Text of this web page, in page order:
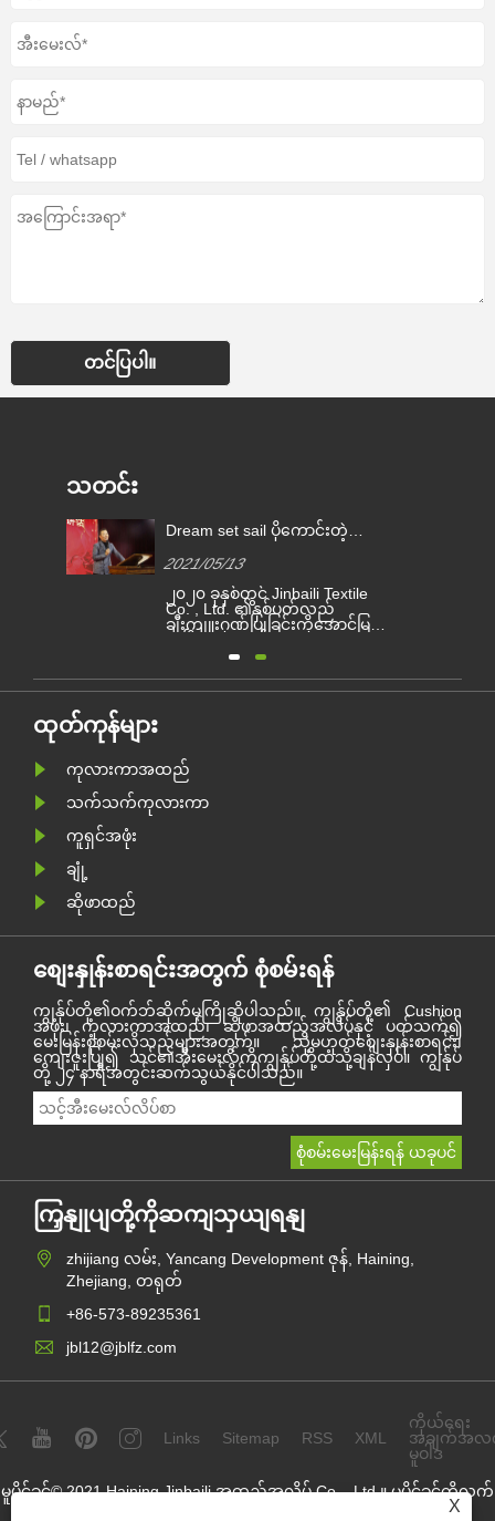
တင်ပြပါ။
X
သတင်း
Dream set sail ပိုကောင်းတဲ့
အသိအမှတ်ပြုမှုဆု 2020
2021/05/13
၂၀၂၀ ခုနှစ်တွင် Jinbaili Textile
Co. , Ltd. ၏နှစ်ပတ်လည်
ချီးကျူးဂုဏ်ပြုခြင်းကိုအောင်မြင်
၏မိသားစုသည်ယခုနှစ်အတွင်း
အောင်မြင်မှုများကိုပြန်လည်
ထုတ်ကုန်များ
ကုလားကာအထည်
သက်သက်ကုလားကာ
ကူရှင်အဖုံး
ချုံ့
ဆိုဖာထည်
စျေးနှုန်းစာရင်းအတွက် စုံစမ်းရန်
ကျွန်ုပ်တို့၏ဝက်ဘ်ဆိုက်မှကြိုဆိုပါသည်။ ကျွန်ုပ်တို့၏ Cushion
အဖုံး၊ ကုလားကာအထည်၊ ဆိုဖာအထည်အလိပ်နှင့် ပတ်သက်၍
မေးမြန်းစုံစမ်းလိုသည်များအတွက်။ သို့မဟုတ်စျေးနှုန်းစာရင်း၊
ကျေးဇူးပြု၍ သင်၏အီးမေးလ်ကိုကျွန်ုပ်တို့ထံသို့ချန်လှပ်။ ကျွန်ုပ်
တို့ ၂၄ နာရီအတွင်းဆက်သွယ်နိုင်ပါသည်။
ကြှနျုပျတို့ကိုဆကျသှယျရနျ
zhijiang လမ်း, Yancang Development ဇုန်, Haining,
Zhejiang, တရုတ်
+86-573-89235361
jbl12@jblfz.com
Links Sitemap RSS XML
ကိုယ်ရေး
အချက်အ
မူဝါဒ
မူပိုင်ခွင့်© 2021 Haining Jinbaili အထည်အလိပ် Co. , Ltd ။ မူပိုင်ခွင့်ကိုလက်